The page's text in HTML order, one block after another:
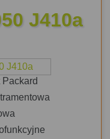
J410a
Packard